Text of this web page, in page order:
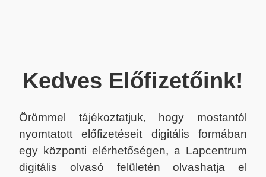
Kedves Előfizetőink!
Örömmel tájékoztatjuk, hogy mostantól
nyomtatott előfizetéseit digitális formában
egy központi elérhetőségen, a Lapcentrum
digitális olvasó felületén olvashatja el